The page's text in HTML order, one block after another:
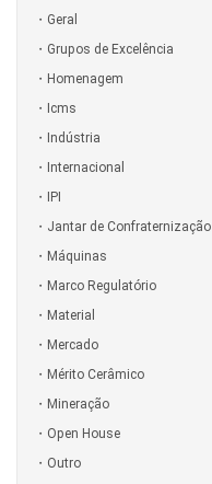
Geral
Grupos de Excelência
Homenagem
Icms
Indústria
Internacional
IPI
Jantar de Confraternização
Máquinas
Marco Regulatório
Material
Mercado
Mérito Cerâmico
Mineração
Open House
Outro